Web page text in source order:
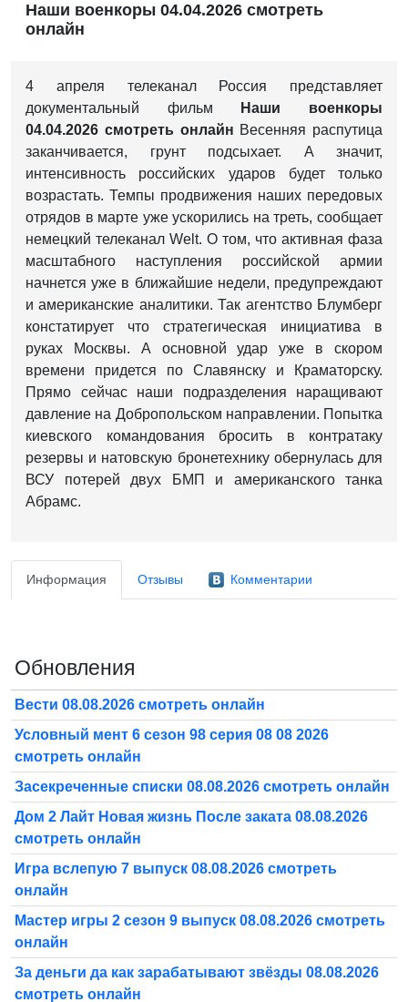
Наши военкоры 04.04.2026 смотреть
онлайн
4 апреля телеканал Россия представляет
документальный фильм
Наши военкоры
04.04.2026 смотреть онлайн Весенняя распутица
заканчивается, грунт подсыхает. А значит,
интенсивность российских ударов будет только
возрастать. Темпы продвижения наших передовых
отрядов в марте уже ускорились на треть, сообщает
немецкий телеканал Welt. О том, что активная фаза
масштабного наступления российской армии
начнется уже в ближайшие недели, предупреждают
и американские аналитики. Так агентство Блумберг
констатирует что стратегическая инициатива в
руках Москвы. А основной удар уже в скором
времени придется по Славянску и Краматорску.
Прямо сейчас наши подразделения наращивают
давление на Добропольском направлении. Попытка
киевского командования бросить в контратаку
резервы и натовскую бронетехнику обернулась для
ВСУ потерей двух БМП и американского танка
Абрамс.
Информация Отзывы Комментарии
Обновления
Вести 08.08.2026 смотреть онлайн
Условный мент 6 сезон 98 серия 08 08 2026
смотреть онлайн
Засекреченные списки 08.08.2026 смотреть онлайн
Дом 2 Лайт Новая жизнь После заката 08.08.2026
смотреть онлайн
Игра вслепую 7 выпуск 08.08.2026 смотреть
онлайн
Мастер игры 2 сезон 9 выпуск 08.08.2026 смотреть
онлайн
За деньги да как зарабатывают звёзды 08.08.2026
смотреть онлайн